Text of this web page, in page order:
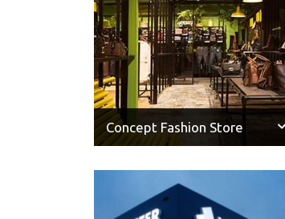
Concept Fashion Store